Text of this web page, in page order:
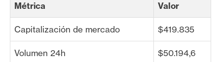
Métrica Valor
Capitalización de mercado $419.835
Volumen 24h $50.194,6